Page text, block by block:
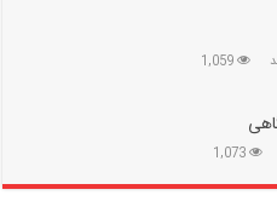
1,059
1,073